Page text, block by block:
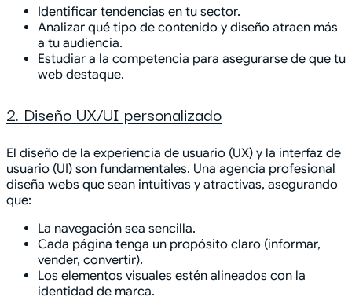
Identificar tendencias en tu sector.
Analizar qué tipo de contenido y diseño atraen más
a tu audiencia.
Estudiar a la competencia para asegurarse de que tu
web destaque.
2. Diseño UX/UI personalizado
El diseño de la experiencia de usuario (UX) y la interfaz de
usuario (UI) son fundamentales. Una agencia profesional
diseña webs que sean intuitivas y atractivas, asegurando
que:
La navegación sea sencilla.
Cada página tenga un propósito claro (informar,
vender, convertir).
Los elementos visuales estén alineados con la
identidad de marca.